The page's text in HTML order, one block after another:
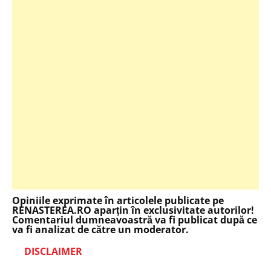
Opiniile exprimate în articolele publicate pe
RENASTEREA.RO aparţin în exclusivitate autorilor!
Comentariul dumneavoastră va fi publicat după ce
va fi analizat de către un moderator.
DISCLAIMER